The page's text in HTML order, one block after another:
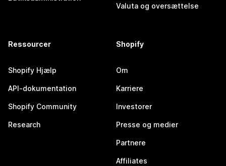
Valuta og oversættelse
Ressourcer
Shopify Hjælp
API-dokumentation
Shopify Community
Research
Shopify
Om
Karriere
Investorer
Presse og medier
Partnere
Affiliates